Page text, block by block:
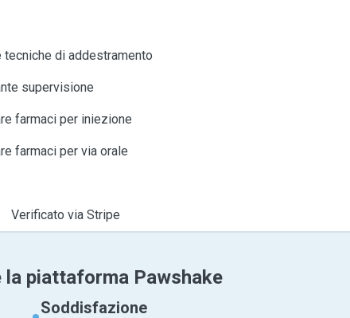
tecniche di addestramento
supervisione
farmaci per iniezione
farmaci per via orale
Verificato via Stripe
piattaforma Pawshake
Soddisfazione